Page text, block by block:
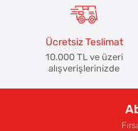
Ücretsiz Teslimat
10.000 TL ve üzeri
alışverişlerinizde